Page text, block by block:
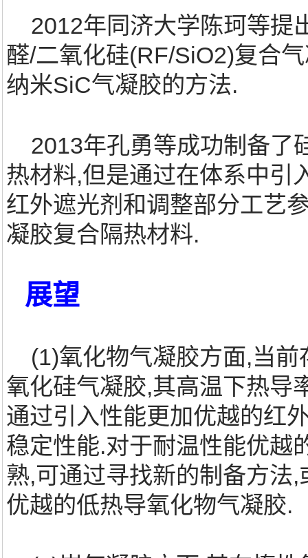
2012年同济大学陈珂等提
醛/二氧化硅(RF/SiO2)复合
纳米SiC气凝胶的方法.
2013年孔勇等成功制备了
热材料,但是通过在体系中引
红外遮光剂和调整部分工艺
凝胶复合隔热材料.
展望
(1)氧化物气凝胶方面,当前
氧化硅气凝胶,其高温下热导
通过引入性能更加优越的红
稳定性能.对于耐温性能优越
熟,可通过寻找新的制备方法
优越的低热导氧化物气凝胶.